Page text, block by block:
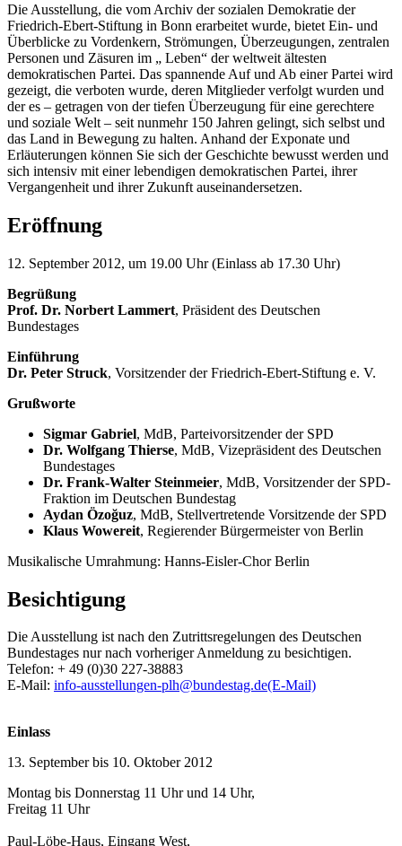
Die Ausstellung, die vom Archiv der sozialen Demokratie der
Friedrich-Ebert-Stiftung in Bonn erarbeitet wurde, bietet Ein- und
Überblicke zu Vordenkern, Strömungen, Überzeugungen, zentralen
Personen und Zäsuren im „ Leben“ der weltweit ältesten
demokratischen Partei. Das spannende Auf und Ab einer Partei wird
gezeigt, die verboten wurde, deren Mitglieder verfolgt wurden und
der es – getragen von der tiefen Überzeugung für eine gerechtere
und soziale Welt – seit nunmehr 150 Jahren gelingt, sich selbst und
das Land in Bewegung zu halten. Anhand der Exponate und
Erläuterungen können Sie sich der Geschichte bewusst werden und
sich intensiv mit einer lebendigen demokratischen Partei, ihrer
Vergangenheit und ihrer Zukunft auseinandersetzen.
Eröffnung
12. September 2012, um 19.00 Uhr (Einlass ab 17.30 Uhr)
Begrüßung
Prof. Dr. Norbert Lammert, Präsident des Deutschen
Bundestages
Einführung
Dr. Peter Struck, Vorsitzender der Friedrich-Ebert-Stiftung e. V.
Grußworte
Sigmar Gabriel, MdB, Parteivorsitzender der SPD
Dr. Wolfgang Thierse, MdB, Vizepräsident des Deutschen
Bundestages
Dr. Frank-Walter Steinmeier, MdB, Vorsitzender der SPD-
Fraktion im Deutschen Bundestag
Aydan Özoğuz, MdB, Stellvertretende Vorsitzende der SPD
Klaus Wowereit, Regierender Bürgermeister von Berlin
Musikalische Umrahmung: Hanns-Eisler-Chor Berlin
Besichtigung
Die Ausstellung ist nach den Zutrittsregelungen des Deutschen
Bundestages nur nach vorheriger Anmeldung zu besichtigen.
Telefon: + 49 (0)30 227-38883
E-Mail: info-ausstellungen-plh@bundestag.de(E-Mail)
Einlass
13. September bis 10. Oktober 2012
Montag bis Donnerstag 11 Uhr und 14 Uhr,
Freitag 11 Uhr
Paul-Löbe-Haus, Eingang West,